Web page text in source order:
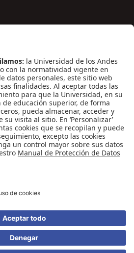
audiovisual
Decreto 1297 del 30 de mayo de 1964.
Resolución 28 del 23 de febrero de 1949